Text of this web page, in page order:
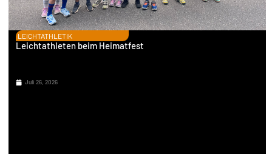
LEICHTATHLETIK
Leichtathleten beim Heimatfest
Juli 26, 2026